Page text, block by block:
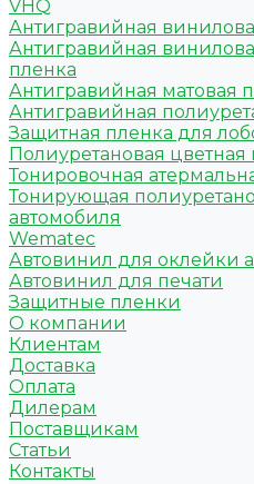
VHQ
Антигравийная
Антигравийная
пленка
Антигравийная матовая
Антигравийная
Защитная пленка для
Полиуретановая цветная
Тонировочная
Тонирующая
автомобиля
Wematec
Автовинил для оклейки
Автовинил для печати
Защитные пленки
О компании
Клиентам
Доставка
Оплата
Дилерам
Поставщикам
Статьи
Контакты